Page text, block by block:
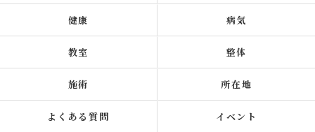
健康 病気
教室 整体
施術 所在地
よくある質問 イベント